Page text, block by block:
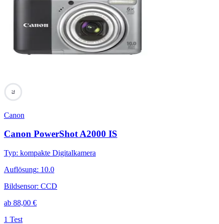
73
Canon
Canon PowerShot A2000 IS
Typ: kompakte Digitalkamera
Auflösung: 10.0
Bildsensor: CCD
ab 88,00 €
1 Test